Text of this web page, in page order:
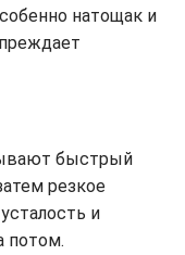
натощак и
быстрый
резкое
и
потом.